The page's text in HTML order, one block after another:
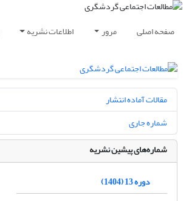
صفحه اصلی مرور اطلاعات نشریه
مقالات آماده انتشار
شماره جاری
شماره‌های پیشین نشریه
دوره 13 (1404)